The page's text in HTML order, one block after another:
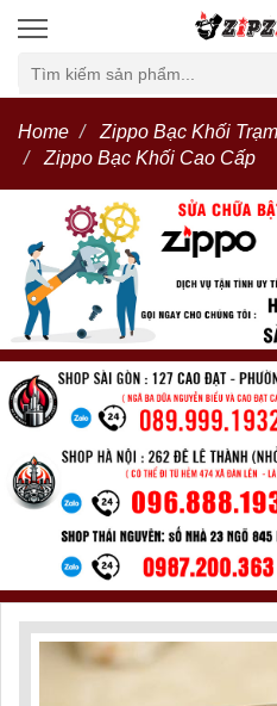
Home
Zippo Bạc Khối
Zippo Bạc Khối Cao Cấp